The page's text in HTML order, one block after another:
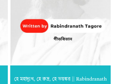
হে মহাদুঃখ, হে রুদ্র, হে ভয়ঙ্কর || Rabindranath